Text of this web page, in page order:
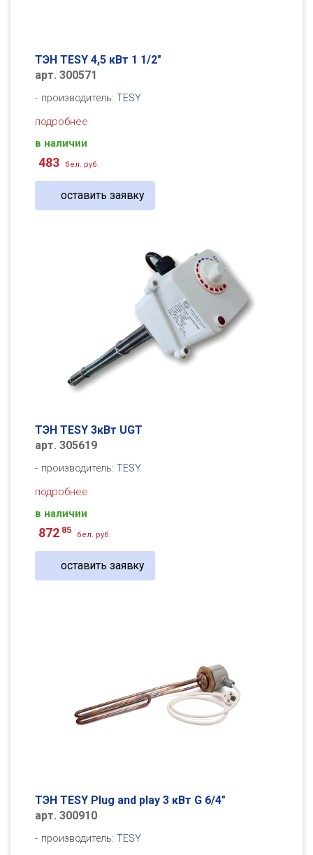
ТЭН TESY 4,5 кВт 1 1/2"
арт. 300571
производитель: TESY
подробнее
в наличии
483 бел. руб.
оставить заявку
ТЭН TESY 3кВт UGT
арт. 305619
производитель: TESY
подробнее
в наличии
872 85 бел. руб.
оставить заявку
ТЭН TESY Plug and play 3 кВт G 6/4"
арт. 300910
производитель: TESY